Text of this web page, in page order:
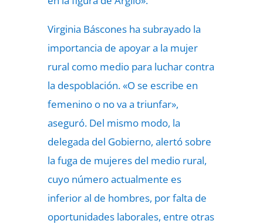
Virginia Báscones ha subrayado la
importancia de apoyar a la mujer
rural como medio para luchar contra
la despoblación. «O se escribe en
femenino o no va a triunfar»,
aseguró. Del mismo modo, la
delegada del Gobierno, alertó sobre
la fuga de mujeres del medio rural,
cuyo número actualmente es
inferior al de hombres, por falta de
oportunidades laborales, entre otras